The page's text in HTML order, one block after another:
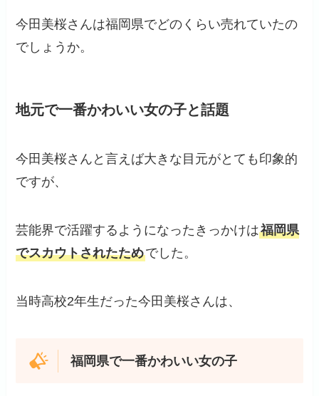
今田美桜さんは福岡県でどのくらい売れていたの
でしょうか。
地元で一番かわいい女の子と話題
今田美桜さんと言えば大きな目元がとても印象的
ですが、
芸能界で活躍するようになったきっかけは福岡県
でスカウトされたためでした。
当時高校2年生だった今田美桜さんは、
福岡県で一番かわいい女の子